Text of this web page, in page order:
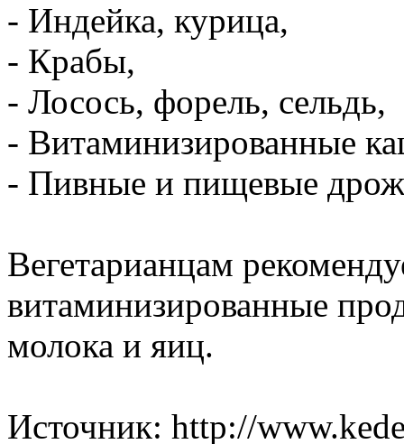
- Индейка, курица,
- Крабы,
- Лосось, форель, сельдь,
- Витаминизированные
- Пивные и пищевые
Вегетарианцам
витаминизированные
молока и яиц.
Источник: http://